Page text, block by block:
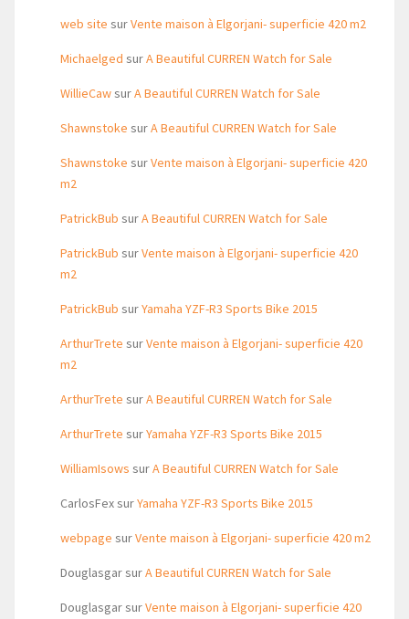
web site surVente maison à Elgorjani- superficie 420 m2
Michaelged surA Beautiful CURREN Watch for Sale
WillieCawsurA Beautiful CURREN Watch for Sale
Shawnstoke surA Beautiful CURREN Watch for Sale
Shawnstoke surVente maison à Elgorjani- superficie 420
m2
PatrickBub surA Beautiful CURREN Watch for Sale
PatrickBub surVente maison à Elgorjani- superficie 420
m2
PatrickBub surYamaha YZF-R3 Sports Bike 2015
ArthurTrete surVente maison à Elgorjani- superficie 420
m2
ArthurTrete surA Beautiful CURREN Watch for Sale
ArthurTrete surYamaha YZF-R3 Sports Bike 2015
WilliamIsows surA Beautiful CURREN Watch for Sale
CarlosFexsurYamaha YZF-R3 Sports Bike 2015
webpage surVente maison à Elgorjani- superficie 420 m2
DouglasgarsurA Beautiful CURREN Watch for Sale
DouglasgarsurVente maison à Elgorjani- superficie 420